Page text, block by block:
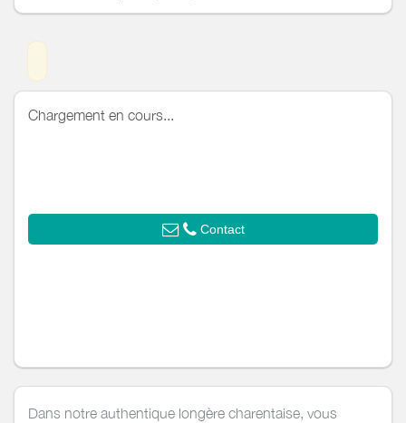
Chargement en cours...
Contact
Dans notre authentique longère charentaise, vous